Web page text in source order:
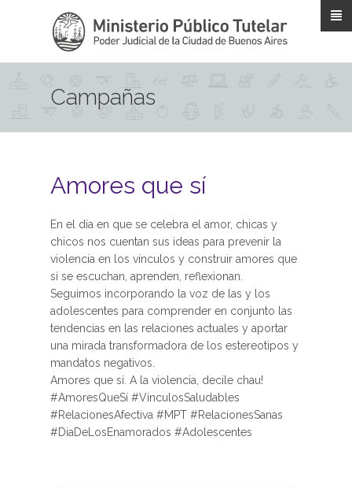
Campañas
Amores que sí
En el día en que se celebra el amor, chicas y
chicos nos cuentan sus ideas para prevenir la
violencia en los vínculos y construir amores que
sí se escuchan, aprenden, reflexionan.
Seguimos incorporando la voz de las y los
adolescentes para comprender en conjunto las
tendencias en las relaciones actuales y aportar
una mirada transformadora de los estereotipos y
mandatos negativos.
Amores que sí. A la violencia, decile chau!
#AmoresQueSí #VínculosSaludables
#RelacionesAfectiva #MPT #RelacionesSanas
#DiaDeLosEnamorados #Adolescentes